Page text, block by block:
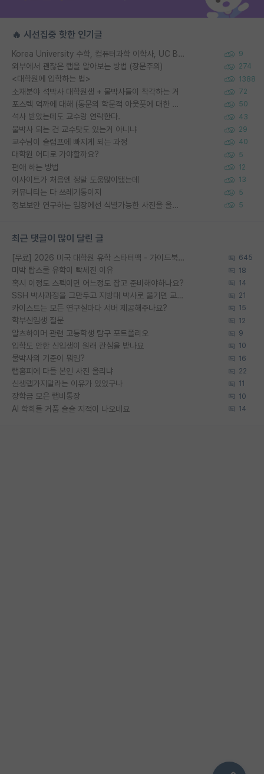
🔥 시선집중 핫한 인기글
Korea University 수학, 컴퓨터과학 이학사, UC Berkeley 산업공학 대학원 공학박사가 되는 것은 쉽지 않겠죠? 9
외부에서 괜찮은 랩을 알아보는 방법 (장문주의) 274
<대학원에 입학하는 법> 1388
소재분야 석박사 대학원생 + 물박사들이 착각하는 거 72
포스텍 억까에 대해 (동문의 학문적 아웃풋에 대한 반박) 50
석사 받았는데도 교수랑 연락한다. 43
물박사 되는 건 교수탓도 있는거 아니냐 29
교수님이 슬럼프에 빠지게 되는 과정 40
대학원 어디로 가야할까요? 5
편애 하는 방법 12
이사이트가 처음엔 정말 도움많이됐는데 13
커뮤니티는 다 쓰레기통이지 5
정보보안 연구하는 입장에선 식별가능한 사진을 올리는건 비추이긴함 5
최근 댓글이 많이 달린 글
[무료] 2026 미국 대학원 유학 스타터팩 - 가이드북 & 합격자 컨택메일 템플릿 645
미박 탑스쿨 유학이 빡세진 이유 18
혹시 이정도 스펙이면 어느정도 잡고 준비해야하나요? 14
SSH 박사과정을 그만두고 지방대 박사로 옮기면 교수의 꿈은 끝일까요? 21
카이스트는 모든 연구실마다 서버 제공해주나요? 15
학부신입생 질문 12
알츠하이머 관련 고등학생 탐구 포트폴리오 9
입학도 안한 신입생이 원래 관심을 받나요 10
물박사의 기준이 뭐임? 16
랩홈피에 다들 본인 사진 올리냐 22
신생랩가지말라는 이유가 있었구나 11
장학금 모은 랩비통장 10
AI 학회들 거품 슬슬 지적이 나오네요 14